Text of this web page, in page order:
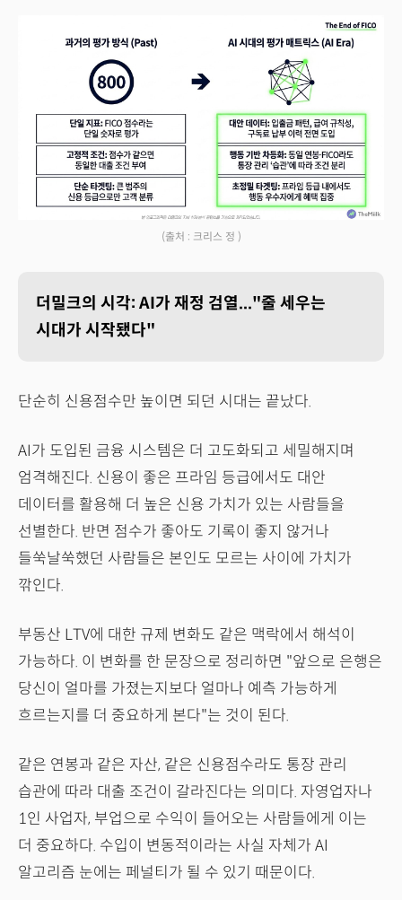
(출처 : 크리스 정 )
더밀크의 시각: AI가 재정 검열..."줄 세우는
시대가 시작됐다"
단순히 신용점수만 높이면 되던 시대는 끝났다.
AI가 도입된 금융 시스템은 더 고도화되고 세밀해지며
엄격해진다. 신용이 좋은 프라임 등급에서도 대안
데이터를 활용해 더 높은 신용 가치가 있는 사람들을
선별한다. 반면 점수가 좋아도 기록이 좋지 않거나
들쑥날쑥했던 사람들은 본인도 모르는 사이에 가치가
깎인다.
부동산 LTV에 대한 규제 변화도 같은 맥락에서 해석이
가능하다. 이 변화를 한 문장으로 정리하면 "앞으로 은행은
당신이 얼마를 가졌는지보다 얼마나 예측 가능하게
흐르는지를 더 중요하게 본다"는 것이 된다.
같은 연봉과 같은 자산, 같은 신용점수라도 통장 관리
습관에 따라 대출 조건이 갈라진다는 의미다. 자영업자나
1인 사업자, 부업으로 수익이 들어오는 사람들에게 이는
더 중요하다. 수입이 변동적이라는 사실 자체가 AI
알고리즘 눈에는 페널티가 될 수 있기 때문이다.